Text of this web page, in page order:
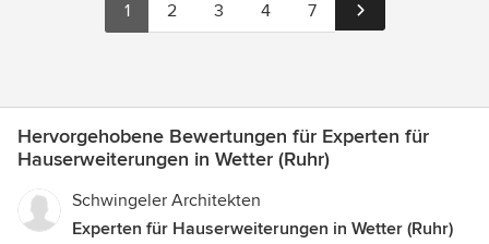
1 2 3 4 7
Hervorgehobene Bewertungen für Experten für
Hauserweiterungen in Wetter (Ruhr)
Schwingeler Architekten
Experten für Hauserweiterungen in Wetter (Ruhr)